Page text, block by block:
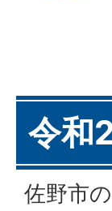
令和
佐野市